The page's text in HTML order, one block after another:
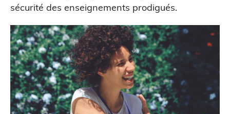
sécurité des enseignements prodigués.